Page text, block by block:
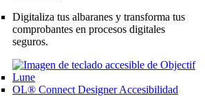
Digitaliza tus albaranes y transforma tus
comprobantes en procesos digitales
seguros.
OL® Connect Designer Accesibilidad